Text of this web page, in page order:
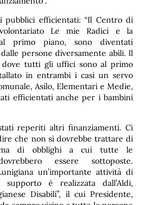
pubblici efficientati: “Il Centro di
Le mie Radici e la
primo piano, sono diventati
persone diversamente abili. Il
dove tutti gli uffici sono al primo
in entrambi i casi un servo
Asilo, Elementari e Medie,
efficientati anche per i bambini
reperiti altri finanziamenti. Ci
che non si dovrebbe trattare di
ma di obblighi a cui tutte le
essere sottoposte.
un’importante attività di
supporto è realizzata dall’Aldi,
Disabili”, il cui Presidente,